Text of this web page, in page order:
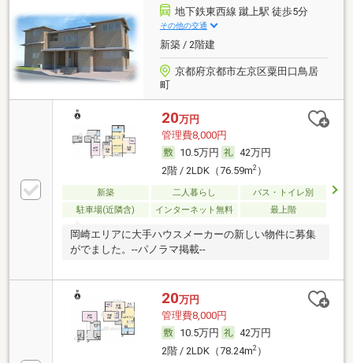
地下鉄東西線 蹴上駅 徒歩5分
その他の交通
新築 / 2階建
京都府京都市左京区粟田口鳥居
町
20万円
管理費8,000円
10.5万円
42万円
2階 / 2LDK（76.59m2）
新築 二人暮らし
バス・トイレ別
駐車場(近隣含)
インターネット無料 最上階
岡崎エリアに大手ハウスメーカーの新しい物件に募集
がでました。--パノラマ掲載--
20万円
管理費8,000円
10.5万円
42万円
2階 / 2LDK（78.24m2）